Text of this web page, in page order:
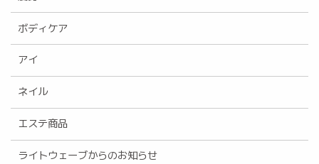
ボディケア
アイ
ネイル
エステ商品
ライトウェーブからのお知らせ